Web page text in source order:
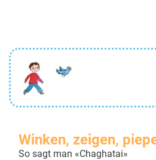
Winken, zeigen,
So sagt man «Chaghatai»